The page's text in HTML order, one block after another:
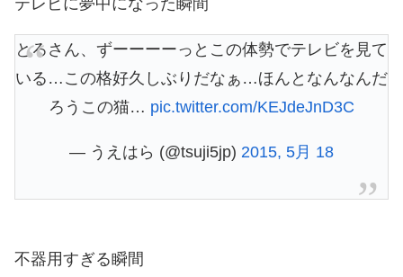
テレビに夢中になった瞬間
とろさん、ずーーーーっとこの体勢でテレビを見て
いる…この格好久しぶりだなぁ…ほんとなんなんだ
ろうこの猫… pic.twitter.com/KEJdeJnD3C
— うえはら (@tsuji5jp) 2015, 5月 18
不器用すぎる瞬間